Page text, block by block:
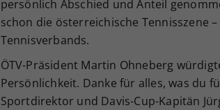
persönlich Abschied und Anteil
schon die österreichische Tennisszene
Tennisverbands.
ÖTV-Präsident Martin Ohneberg
Persönlichkeit. Danke für alles, was du
Sportdirektor und Davis-Cup-Kapitän